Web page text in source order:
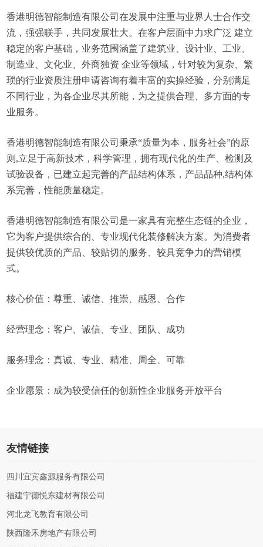
香港明德智能制造有限公司在发展中注重与业界人士合作交
流，强强联手，共同发展壮大。在客户层面中力求广泛 建立
稳定的客户基础，业务范围涵盖了建筑业、设计业、工业、
制造业、文化业、外商独资 企业等领域，针对较为复杂、繁
琐的行业资质注册申请咨询有着丰富的实操经验，分别满足
不同行业，为各企业尽其所能，为之提供合理、多方面的专
业服务。
香港明德智能制造有限公司秉承“质量为本，服务社会”的原
则,立足于高新技术，科学管理，拥有现代化的生产、检测及
试验设备，已建立起完善的产品结构体系，产品品种,结构体
系完善，性能质量稳定。
香港明德智能制造有限公司是一家具有完整生态链的企业，
它为客户提供综合的、专业现代化装修解决方案。为消费者
提供较优质的产品、较贴切的服务、较具竞争力的营销模
式。
核心价值：尊重、诚信、推崇、感恩、合作
经营理念：客户、诚信、专业、团队、成功
服务理念：真诚、专业、精准、周全、可靠
企业愿景：成为较受信任的创新性企业服务开放平台
友情链接
四川宜宾鑫源服务有限公司
福建宁德悦东建材有限公司
河北龙飞教育有限公司
陕西隆禾房地产有限公司